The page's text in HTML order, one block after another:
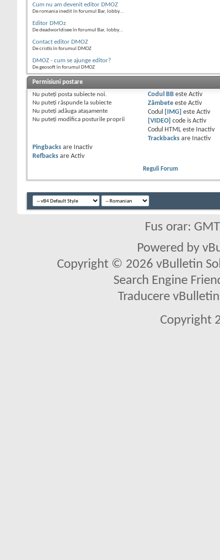
Cum nu am devenit editor DMOZ
De romania inedit în forumul Bar, lobby...
Editor DMOz
De deadworldisee în forumul Bar, lobby...
Contact editor DMOZ
De cristis în forumul DMOZ
DMOZ - cum se ajunge editor?
De geosoft în forumul DMOZ
Permisiuni postare
Nu puteţi posta subiecte noi.
Nu puteţi răspunde la subiecte
Nu puteţi adăuga ataşamente
Nu puteţi modifica posturile proprii
Codul BBeste Activ
Zâmbeteeste Activ
Codul
[IMG] este Activ
[VIDEO] code is Activ
Codul HTML este
Inactiv
Trackbacksare
Inactiv
Pingbacks are
Inactiv
Refbacks are Activ
Reguli Forum
Fus orar:
Powered by
Copyright © 2026 vBulletin
Search Engine
Traducere
Copyright